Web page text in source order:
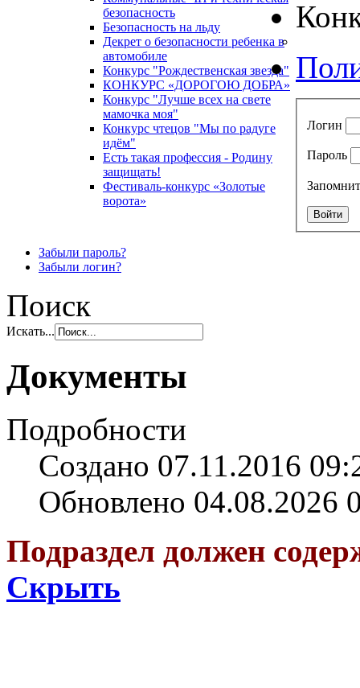
безопасность
Безопасность на льду
Декрет о безопасности ребенка в
автомобиле
Конкурс "Рождественская звезда"
КОНКУРС «ДОРОГОЮ ДОБРА»
Конкурс "Лучше всех на свете
мамочка моя"
Конкурс чтецов "Мы по радуге
идём"
Есть такая профессия - Родину
защищать!
Фестиваль-конкурс «Золотые
ворота»
Логин
Пароль
Забыли пароль?
Забыли логин?
Поиск
Искать...
Документы
Подробности
Создано 07.11.2016
Обновлено 04.08.2026
Подраздел должен
Скрыть